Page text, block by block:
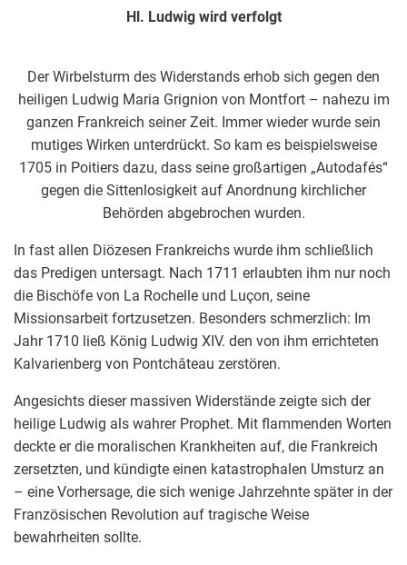
Hl. Ludwig wird verfolgt
Der Wirbelsturm des Widerstands erhob sich gegen den
heiligen Ludwig Maria Grignion von Montfort – nahezu im
ganzen Frankreich seiner Zeit. Immer wieder wurde sein
mutiges Wirken unterdrückt. So kam es beispielsweise
1705 in Poitiers dazu, dass seine großartigen „Autodafés“
gegen die Sittenlosigkeit auf Anordnung kirchlicher
Behörden abgebrochen wurden.
In fast allen Diözesen Frankreichs wurde ihm schließlich
das Predigen untersagt. Nach 1711 erlaubten ihm nur noch
die Bischöfe von La Rochelle und Luçon, seine
Missionsarbeit fortzusetzen. Besonders schmerzlich: Im
Jahr 1710 ließ König Ludwig XIV. den von ihm errichteten
Kalvarienberg von Pontchâteau zerstören.
Angesichts dieser massiven Widerstände zeigte sich der
heilige Ludwig als wahrer Prophet. Mit flammenden Worten
deckte er die moralischen Krankheiten auf, die Frankreich
zersetzten, und kündigte einen katastrophalen Umsturz an
– eine Vorhersage, die sich wenige Jahrzehnte später in der
Französischen Revolution auf tragische Weise
bewahrheiten sollte.